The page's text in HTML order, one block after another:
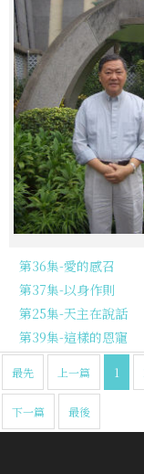
第36集-愛的感召
第37集-以身作則
第25集-天主在說話
第39集-這樣的恩寵
最先 上一篇 1
下一篇 最後